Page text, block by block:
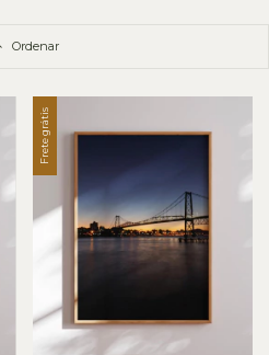
Ordenar
Frete grátis